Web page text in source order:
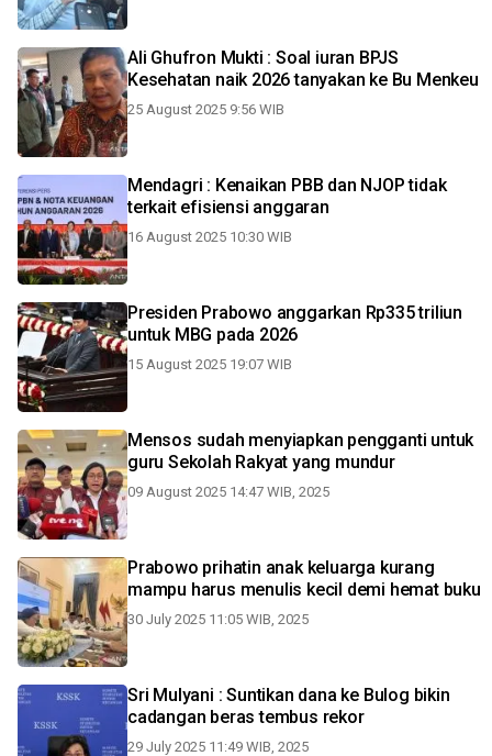
Ali Ghufron Mukti : Soal iuran BPJS
Kesehatan naik 2026 tanyakan ke Bu Menkeu
25 August 2025 9:56 WIB
Mendagri : Kenaikan PBB dan NJOP tidak
terkait efisiensi anggaran
16 August 2025 10:30 WIB
Presiden Prabowo anggarkan Rp335 triliun
untuk MBG pada 2026
15 August 2025 19:07 WIB
Mensos sudah menyiapkan pengganti untuk
guru Sekolah Rakyat yang mundur
09 August 2025 14:47 WIB, 2025
Prabowo prihatin anak keluarga kurang
mampu harus menulis kecil demi hemat buku
30 July 2025 11:05 WIB, 2025
Sri Mulyani : Suntikan dana ke Bulog bikin
cadangan beras tembus rekor
29 July 2025 11:49 WIB, 2025